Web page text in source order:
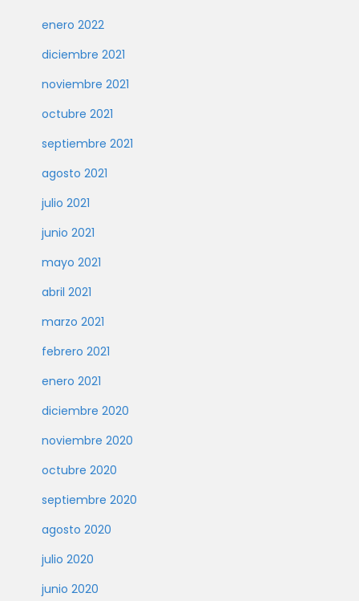
enero 2022
diciembre 2021
noviembre 2021
octubre 2021
septiembre 2021
agosto 2021
julio 2021
junio 2021
mayo 2021
abril 2021
marzo 2021
febrero 2021
enero 2021
diciembre 2020
noviembre 2020
octubre 2020
septiembre 2020
agosto 2020
julio 2020
junio 2020